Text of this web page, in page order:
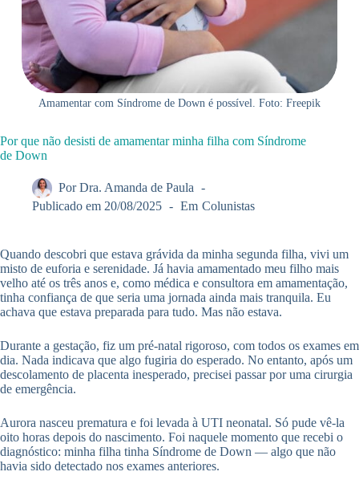
Amamentar com Síndrome de Down é possível. Foto: Freepik
Por que não desisti de amamentar minha filha com Síndrome
de Down
Por Dra. Amanda de Paula
Publicado em 20/08/2025 Em Colunistas
Quando descobri que estava grávida da minha segunda filha, vivi um
misto de euforia e serenidade. Já havia amamentado meu filho mais
velho até os três anos e, como médica e consultora em amamentação,
tinha confiança de que seria uma jornada ainda mais tranquila. Eu
achava que estava preparada para tudo. Mas não estava.
Durante a gestação, fiz um pré-natal rigoroso, com todos os exames em
dia. Nada indicava que algo fugiria do esperado. No entanto, após um
descolamento de placenta inesperado, precisei passar por uma cirurgia
de emergência.
Aurora nasceu prematura e foi levada à UTI neonatal. Só pude vê-la
oito horas depois do nascimento. Foi naquele momento que recebi o
diagnóstico: minha filha tinha Síndrome de Down — algo que não
havia sido detectado nos exames anteriores.